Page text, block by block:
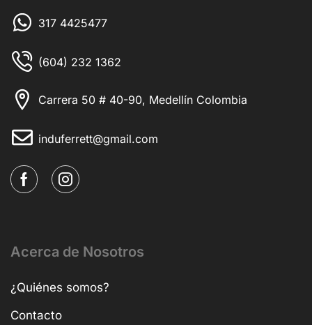
317 4425477
(604) 232 1362
Carrera 50 # 40-90, Medellín Colombia
induferrett@gmail.com
Acerca de Nosotros
¿Quiénes somos?
Contacto